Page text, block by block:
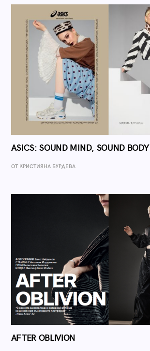
ASICS: SOUND MIND, SOUND BODY
ОТ КРИСТИЯНА БУРДЕВА
AFTER OBLIVION